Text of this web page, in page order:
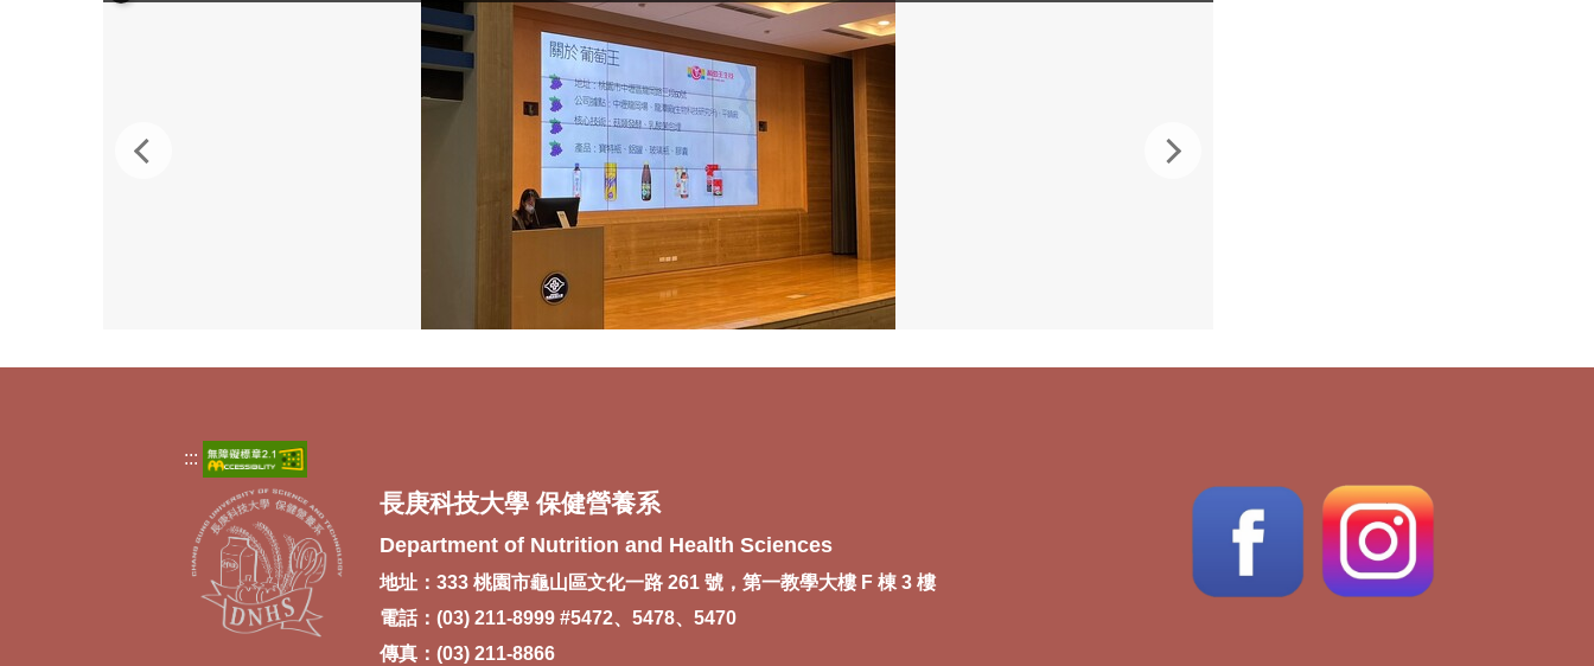
:::
長庚科技大學 保健營養系
Department of Nutrition and Health Sciences
地址：333 桃園市龜山區文化一路 261 號，第一教學大樓 F 棟 3 樓
電話：(03) 211-8999 #5472、5478、5470
傳真：(03) 211-8866